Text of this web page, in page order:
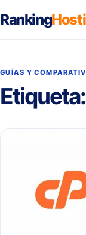
Ranking
GUÍAS Y
Etiqueta: